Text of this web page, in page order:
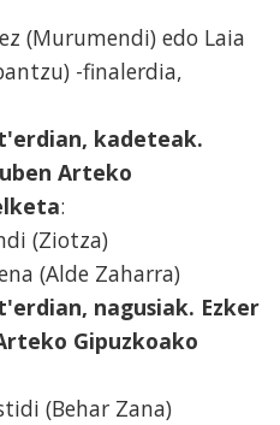
(Murumendi) edo Laia
-finalerdia,
kadeteak.
Arteko
:
(Ziotza)
(Alde Zaharra)
nagusiak. Ezker
Gipuzkoako
(Behar Zana)